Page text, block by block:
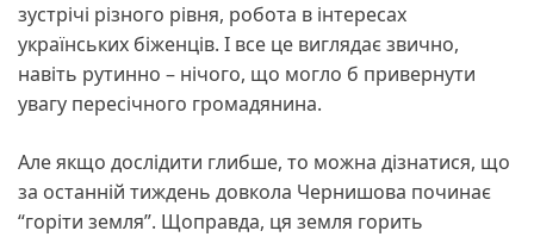
зустрічі різного рівня, робота в інтересах
українських біженців. І все це виглядає звично,
навіть рутинно – нічого, що могло б привернути
увагу пересічного громадянина.
Але якщо дослідити глибше, то можна дізнатися, що
за останній тиждень довкола Чернишова починає
“горіти земля”. Щоправда, ця земля горить